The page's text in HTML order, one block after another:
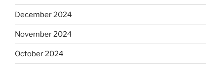
December 2024
November 2024
October 2024